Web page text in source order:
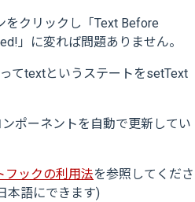
クリックし「Text Before
」に変れば問題ありません。
てtextというステートをsetText
ポーネントを自動で更新してい
フックの利用法を参照してくださ
本語にできます)